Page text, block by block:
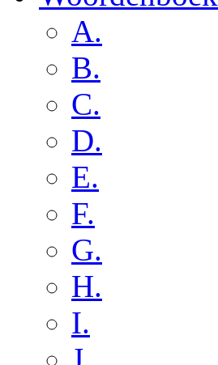
A.
B.
C.
D.
E.
F.
G.
H.
I.